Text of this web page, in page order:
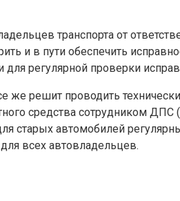
транспорта от
и в пути обеспечить
регулярной проверки
решит проводить
средства сотрудником
старых автомобилей
всех автовладельцев.